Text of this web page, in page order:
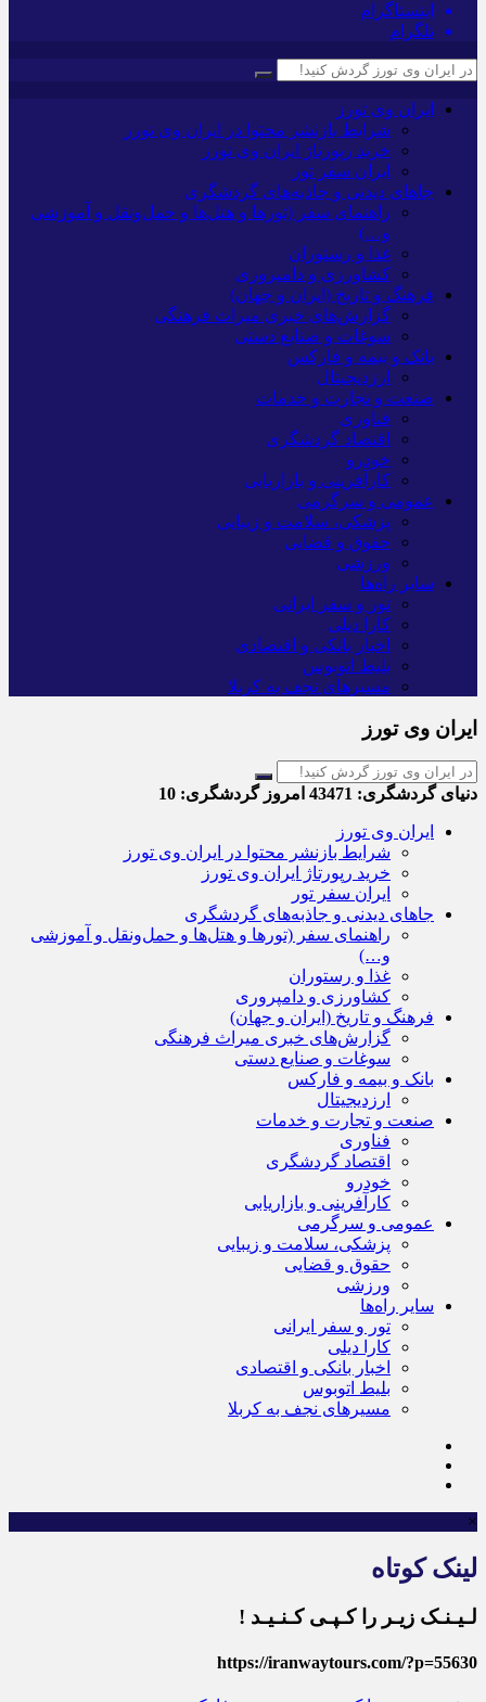
اینستاگرام
تلگرام
ایران وی تورز
شرایط بازنشر محتوا در ایران وی تورز
خرید رپورتاژ ایران وی تورز
ایران سفر تور
جاهای دیدنی و جاذبه‌های گردشگری
راهنمای سفر (تورها و هتل‌ها و حمل‌و‌نقل و آموزشی
و…)
غذا و رستوران
کشاورزی و دامپروری
فرهنگ و تاریخ (ایران و جهان)
گزارش‌های خبری میراث فرهنگی
سوغات و صنایع دستی
بانک و بیمه و فارکس
ارزدیجیتال
صنعت و تجارت و خدمات
فناوری
اقتصاد گردشگری
خودرو
کارآفرینی و بازاریابی
عمومی و سرگرمی
پزشکی، سلامت و زیبایی
حقوق و قضایی
ورزشی
سایر راه‌ها
تور و سفر ایرانی
کارا دیلی
اخبار بانکی و اقتصادی
بلیط اتوبوس
مسیرهای نجف به کربلا
ایران وی تورز
دنیای گردشگری: امروز گردشگری:
ایران وی تورز
شرایط بازنشر محتوا در ایران وی تورز
خرید رپورتاژ ایران وی تورز
ایران سفر تور
جاهای دیدنی و جاذبه‌های گردشگری
راهنمای سفر (تورها و هتل‌ها و حمل‌و‌نقل و آموزشی
و…)
غذا و رستوران
کشاورزی و دامپروری
فرهنگ و تاریخ (ایران و جهان)
گزارش‌های خبری میراث فرهنگی
سوغات و صنایع دستی
بانک و بیمه و فارکس
ارزدیجیتال
صنعت و تجارت و خدمات
فناوری
اقتصاد گردشگری
خودرو
کارآفرینی و بازاریابی
عمومی و سرگرمی
پزشکی، سلامت و زیبایی
حقوق و قضایی
ورزشی
سایر راه‌ها
تور و سفر ایرانی
کارا دیلی
اخبار بانکی و اقتصادی
بلیط اتوبوس
مسیرهای نجف به کربلا
×
لینک کوتاه
لـیـنـک زیـر را کـپـی کـنـیـد !
https://iranwaytours.com/?p=55630